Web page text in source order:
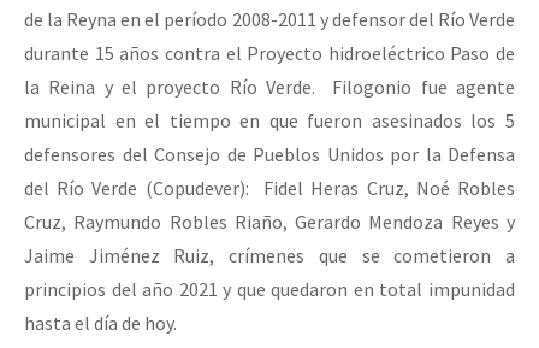
de la Reyna en el período 2008-2011 y defensor del Río Verde
durante 15 años contra el Proyecto hidroeléctrico Paso de
la Reina y el proyecto Río Verde. Filogonio fue agente
municipal en el tiempo en que fueron asesinados los 5
defensores del Consejo de Pueblos Unidos por la Defensa
del Río Verde (Copudever): Fidel Heras Cruz, Noé Robles
Cruz, Raymundo Robles Riaño, Gerardo Mendoza Reyes y
Jaime Jiménez Ruiz, crímenes que se cometieron a
principios del año 2021 y que quedaron en total impunidad
hasta el día de hoy.